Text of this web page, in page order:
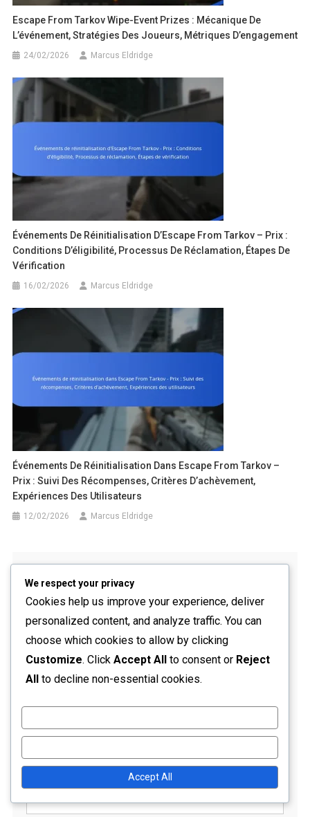
Escape From Tarkov Wipe-Event Prizes : Mécanique De
L’événement, Stratégies Des Joueurs, Métriques D’engagement
24/02/2026 Marcus Eldridge
Événements De Réinitialisation D’Escape From Tarkov – Prix :
Conditions D’éligibilité, Processus De Réclamation, Étapes De
Vérification
16/02/2026 Marcus Eldridge
Événements De Réinitialisation Dans Escape From Tarkov –
Prix : Suivi Des Récompenses, Critères D’achèvement,
Expériences Des Utilisateurs
12/02/2026 Marcus Eldridge
Your email address will not be published.Required fields
are marked
Comment*
We respect your privacy
Cookies help us improve your experience, deliver
personalized content, and analyze traffic. You can
choose which cookies to allow by clicking
Customize. Click Accept All to consent or Reject
All to decline non-essential cookies.
Accept All